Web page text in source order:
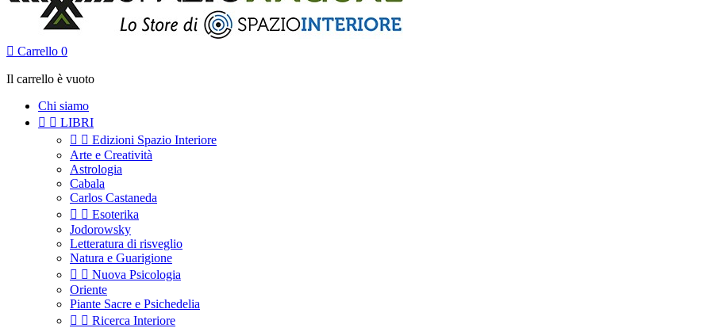
 Carrello 0
Il carrello è vuoto
Chi siamo
  LIBRI
  Edizioni Spazio Interiore
Arte e Creatività
Astrologia
Cabala
Carlos Castaneda
  Esoterika
Jodorowsky
Letteratura di risveglio
Natura e Guarigione
  Nuova Psicologia
Oriente
Piante Sacre e Psichedelia
  Ricerca Interiore